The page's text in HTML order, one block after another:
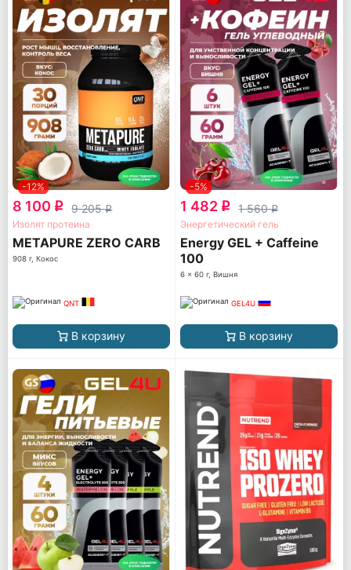
-12%
8 100 q 9 205q
Изолят протеина
METAPURE ZERO CARB
908 г, Кокос
QNT
В корзину
-5%
1 482 q 1 560q
Энергетический гель
Energy GEL + Caffeine
100
6 x 60 г, Вишня
GEL4U
В корзину